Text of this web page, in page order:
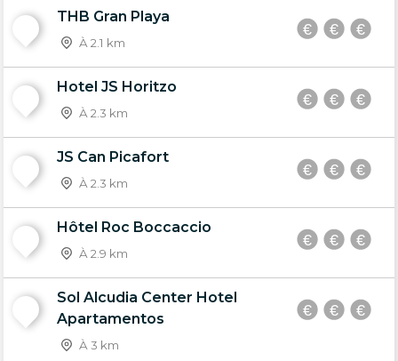
THB Gran Playa
À 2.1 km
Hotel JS Horitzo
À 2.3 km
JS Can Picafort
À 2.3 km
Hôtel Roc Boccaccio
À 2.9 km
Sol Alcudia Center Hotel
Apartamentos
À 3 km